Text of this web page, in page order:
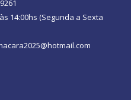
14:00hs (Segunda a Sexta